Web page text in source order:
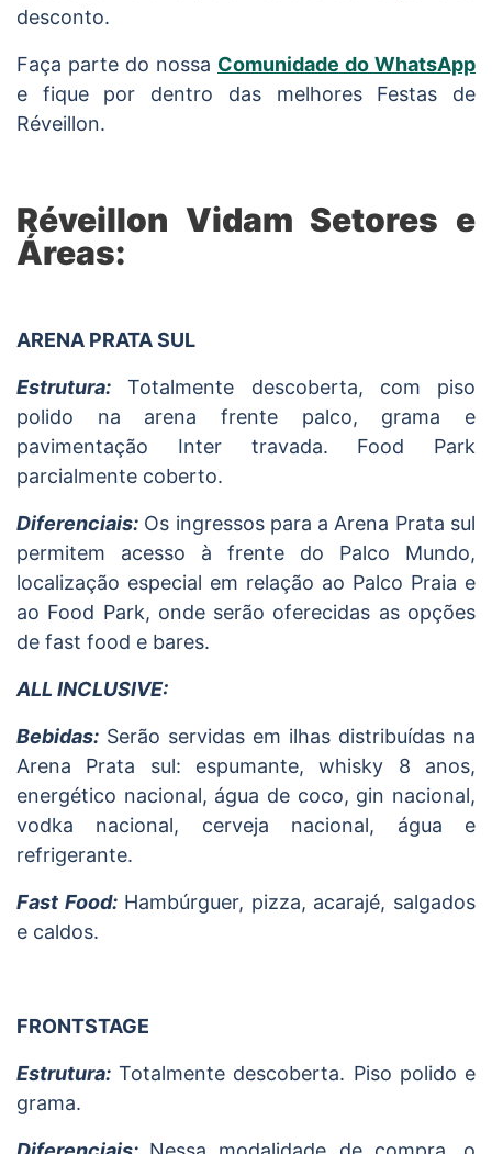
desconto.
Faça parte do nossa Comunidade do WhatsApp
e fique por dentro das melhores Festas de
Réveillon.
Réveillon Vidam Setores e
Áreas:
ARENA PRATA SUL
Estrutura:
Totalmente descoberta, com piso
polido na arena frente palco, grama e
pavimentação Inter travada. Food Park
parcialmente coberto.
Diferenciais: Os ingressos para a Arena Prata sul
permitem acesso à frente do Palco Mundo,
localização especial em relação ao Palco Praia e
ao Food Park, onde serão oferecidas as opções
de fast food e bares.
ALL INCLUSIVE:
Bebidas: Serão servidas em ilhas distribuídas na
Arena Prata sul: espumante, whisky 8 anos,
energético nacional, água de coco, gin nacional,
vodka nacional, cerveja nacional, água e
refrigerante.
Fast Food:Hambúrguer, pizza, acarajé, salgados
e caldos.
FRONTSTAGE
Estrutura: Totalmente descoberta. Piso polido e
grama.